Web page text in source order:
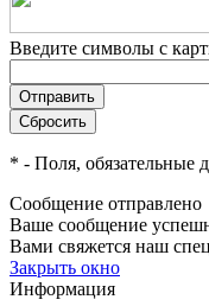
Введите символы с
* - Поля, обязательные
Сообщение отправлено
Ваше сообщение
Вами свяжется наш
Закрыть окно
Информация